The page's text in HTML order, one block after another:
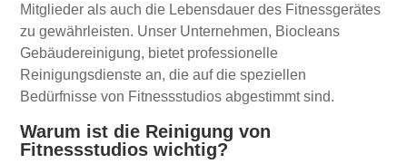
Mitglieder als auch die Lebensdauer des Fitnessgerätes
zu gewährleisten. Unser Unternehmen, Biocleans
Gebäudereinigung, bietet professionelle
Reinigungsdienste an, die auf die speziellen
Bedürfnisse von Fitnessstudios abgestimmt sind.
Warum ist die Reinigung von
Fitnessstudios wichtig?